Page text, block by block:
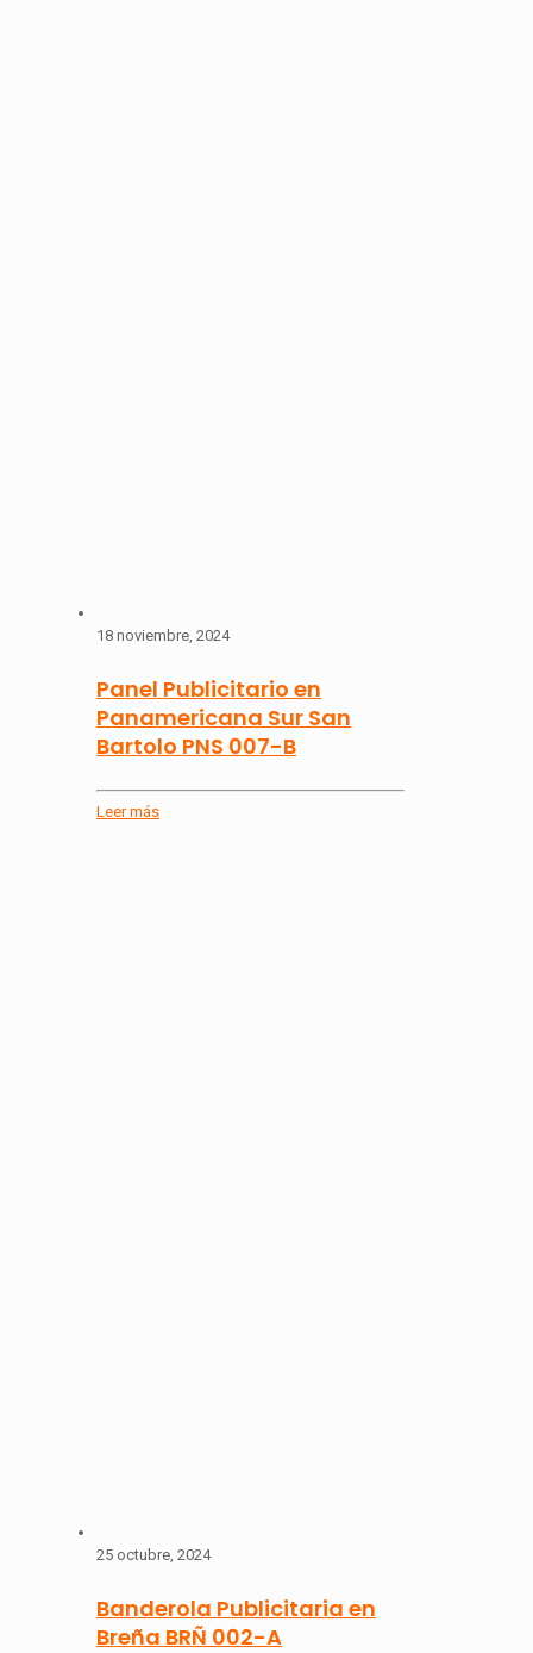
18 noviembre, 2024
Panel Publicitario en
Panamericana Sur San
Bartolo PNS 007-B
Leer más
25 octubre, 2024
Banderola Publicitaria en
Breña BRÑ 002-A